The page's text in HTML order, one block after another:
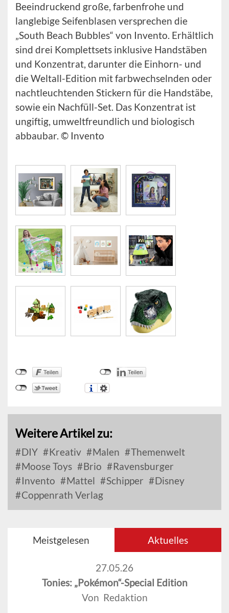
Beeindruckend große, farbenfrohe und
langlebige Seifenblasen versprechen die
„South Beach Bubbles“ von Invento. Erhältlich
sind drei Komplettsets inklusive Handstäben
und Konzentrat, darunter die Einhorn- und
die Weltall-Edition mit farbwechselnden oder
nachtleuchtenden Stickern für die Handstäbe,
sowie ein Nachfüll-Set. Das Konzentrat ist
ungiftig, umweltfreundlich und biologisch
abbaubar. © Invento
Weitere Artikel zu:
DIY Kreativ Malen
Themenwelt
Moose Toys
Brio
Ravensburger
Invento
Mattel Schipper
Disney
Coppenrath Verlag
Meistgelesen Aktuelles
27.05.26
Tonies: „Pokémon“-Special Edition
Von Redaktion